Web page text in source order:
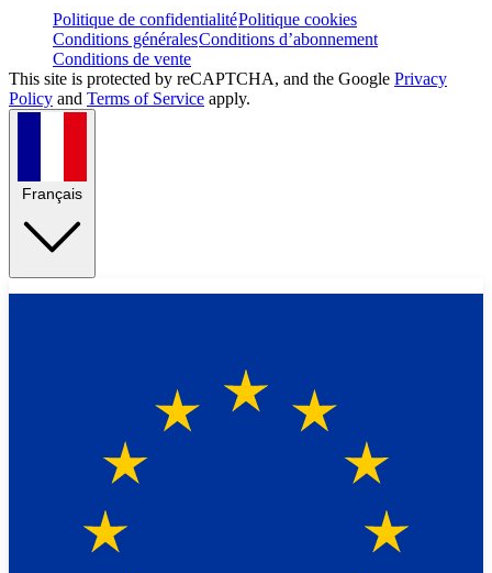
Politique de confidentialitéPolitique cookies
Conditions généralesConditions d’abonnement
Conditions de vente
This site is protected by reCAPTCHA, and the Google Privacy
Policy and Terms of Service apply.
Français